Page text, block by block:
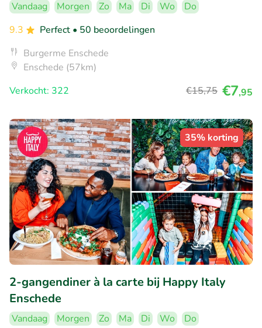
Vandaag Morgen Zo Ma Di Wo
Do
9.3
Perfect • 50 beoordelingen
Burgerme Enschede
Enschede (57km)
Verkocht: 322
€15,75 €7,95
35% korting
2-gangendiner à la carte bij Happy Italy
Enschede
Vandaag Morgen Zo Ma Di Wo
Do